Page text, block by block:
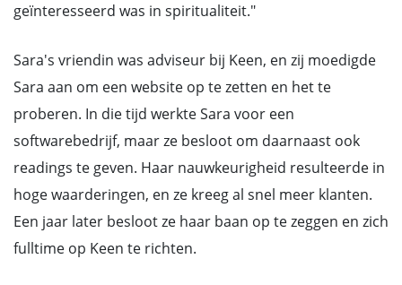
geïnteresseerd was in spiritualiteit."
Sara's vriendin was adviseur bij Keen, en zij moedigde
Sara aan om een website op te zetten en het te
proberen. In die tijd werkte Sara voor een
softwarebedrijf, maar ze besloot om daarnaast ook
readings te geven. Haar nauwkeurigheid resulteerde in
hoge waarderingen, en ze kreeg al snel meer klanten.
Een jaar later besloot ze haar baan op te zeggen en zich
fulltime op Keen te richten.